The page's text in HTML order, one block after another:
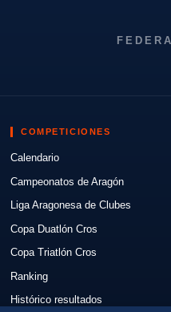
COMPETICIONES
Calendario
Campeonatos de Aragón
Liga Aragonesa de Clubes
Copa Duatlón Cros
Copa Triatlón Cros
Ranking
Histórico resultados